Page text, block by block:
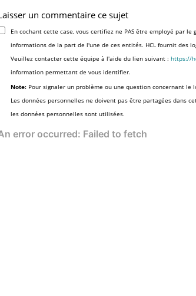
un commentaire ce sujet
En cochant cette case, vous certifiez ne PAS être employé par
informations de la part de l'une de ces entités. HCL fournit des
Veuillez contacter cette équipe à l'aide du lien suivant :https://
information permettant de vous identifier.
Note: Pour signaler un problème ou une question concernant
Les données personnelles ne doivent pas être partagées dans
les données personnelles sont utilisées.